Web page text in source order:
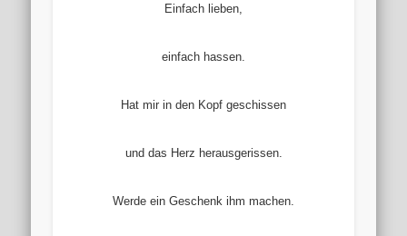
Einfach lieben,
einfach hassen.
Hat mir in den Kopf geschissen
und das Herz herausgerissen.
Werde ein Geschenk ihm machen.